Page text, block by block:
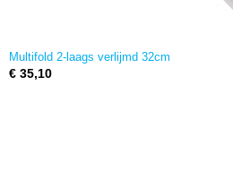
Multifold 2-laags verlijmd 32cm
€ 35,10